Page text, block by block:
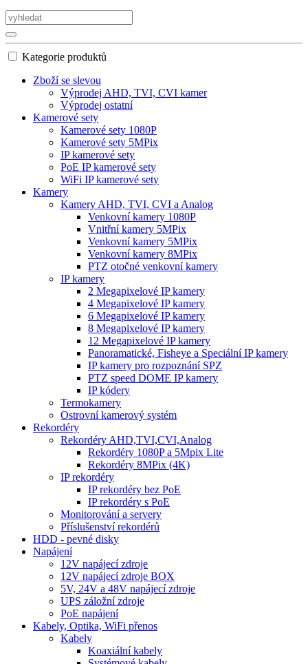
Kategorie produktů
Zboží se slevou
Výprodej AHD, TVI, CVI kamer
Výprodej ostatní
Kamerové sety
Kamerové sety 1080P
Kamerové sety 5MPix
IP kamerové sety
PoE IP kamerové sety
WiFi IP kamerové sety
Kamery
Kamery AHD, TVI, CVI a Analog
Venkovní kamery 1080P
Vnitřní kamery 5MPix
Venkovní kamery 5MPix
Venkovní kamery 8MPix
PTZ otočné venkovní kamery
IP kamery
2 Megapixelové IP kamery
4 Megapixelové IP kamery
6 Megapixelové IP kamery
8 Megapixelové IP kamery
12 Megapixelové IP kamery
Panoramatické, Fisheye a Speciální IP kamery
IP kamery pro rozpoznání SPZ
PTZ speed DOME IP kamery
IP kódery
Termokamery
Ostrovní kamerový systém
Rekordéry
Rekordéry AHD,TVI,CVI,Analog
Rekordéry 1080P a 5Mpix Lite
Rekordéry 8MPix (4K)
IP rekordéry
IP rekordéry bez PoE
IP rekordéry s PoE
Monitorování a servery
Příslušenství rekordérů
HDD - pevné disky
Napájení
12V napájecí zdroje
12V napájecí zdroje BOX
5V, 24V a 48V napájecí zdroje
UPS záložní zdroje
PoE napájení
Kabely, Optika, WiFi přenos
Kabely
Koaxiální kabely